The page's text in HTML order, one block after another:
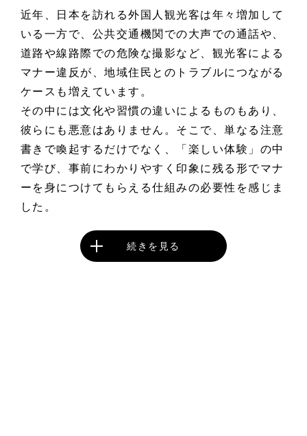
近年、日本を訪れる外国人観光客は年々増加して
いる一方で、公共交通機関での大声での通話や、
道路や線路際での危険な撮影など、観光客による
マナー違反が、地域住民とのトラブルにつながる
ケースも増えています。
その中には文化や習慣の違いによるものもあり、
彼らにも悪意はありません。そこで、単なる注意
書きで喚起するだけでなく、「楽しい体験」の中
で学び、事前にわかりやすく印象に残る形でマナ
ーを身につけてもらえる仕組みの必要性を感じま
した。
続きを見る